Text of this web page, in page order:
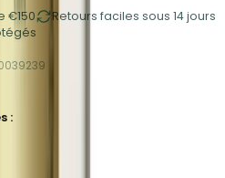
€150
Retours faciles sous 14 jours
: